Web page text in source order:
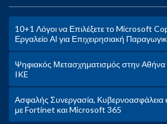
10+1 Λόγοι να Επιλέξετε το Microsoft
Εργαλείο ΑΙ για Επιχειρησιακή
Ψηφιακός Μετασχηματισμός στην Αθήνα
IKE
Ασφαλής Συνεργασία, Κυβερνοασφάλεια
με Fortinet και Microsoft 365